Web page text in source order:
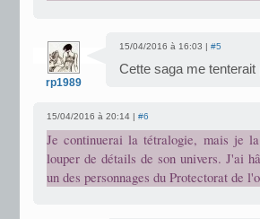
rp1989
15/04/2016 à 16:03 | #5
Cette saga me
15/04/2016 à 20:14 | #6
Je continuerai la tétralogie, mais je
louper de détails de son univers. J'ai
un des personnages du Protectorat de